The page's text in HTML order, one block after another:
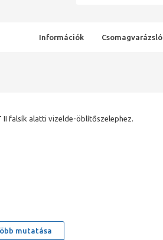
Információk Csomagvarázsló
II falsík alatti vizelde-öblítőszelephez.
mutatása